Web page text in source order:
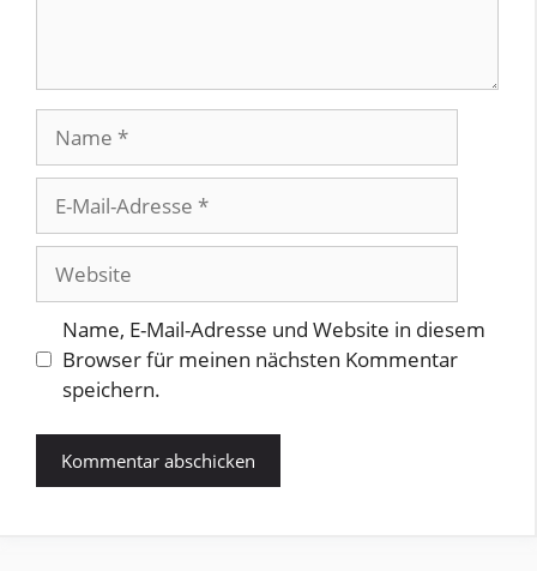
Mail-
Adresse
Name, E-Mail-Adresse und Website in diesem
Browser für meinen nächsten Kommentar
speichern.